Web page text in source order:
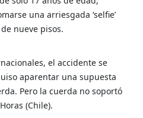
una arriesgada ‘selfie’
nueve pisos.
el accidente se
aparentar una supuesta
Pero la cuerda no soportó
(Chile).